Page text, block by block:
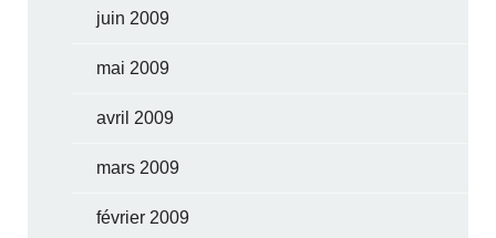
juin 2009
mai 2009
avril 2009
mars 2009
février 2009